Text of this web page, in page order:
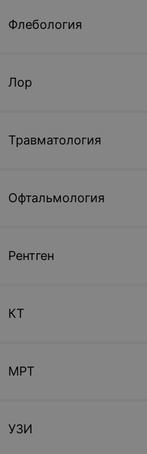
Флебология
Лор
Травматология
Офтальмология
Рентген
КТ
МРТ
УЗИ